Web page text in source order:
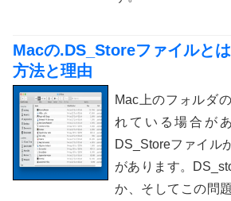
Macの.DS_Storeファイルと
方法と理由
Mac上のフォルダ
れている場合が
DS_Storeファイル
があります。
か、そしてこの問